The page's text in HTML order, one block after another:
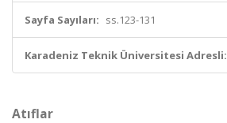
Sayfa Sayıları: ss.123-131
Karadeniz Teknik Üniversitesi Adresli:
Atıflar